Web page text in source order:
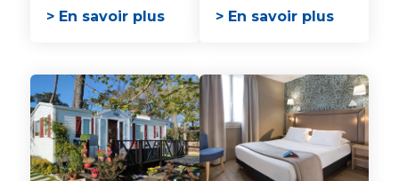
> En savoir plus > En savoir plus